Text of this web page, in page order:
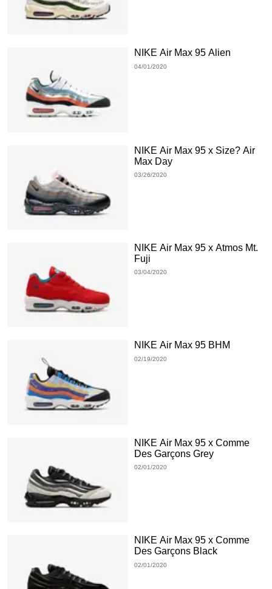
NIKE Air Max 95 Alien
04/01/2020
NIKE Air Max 95 x Size? Air
Max Day
03/26/2020
NIKE Air Max 95 x Atmos Mt.
Fuji
03/04/2020
NIKE Air Max 95 BHM
02/19/2020
NIKE Air Max 95 x Comme
Des Garçons Grey
02/01/2020
NIKE Air Max 95 x Comme
Des Garçons Black
02/01/2020